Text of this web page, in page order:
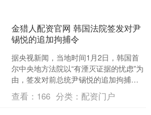
金猎人配资官网 韩国法院签发对尹
锡悦的追加拘捕令
据央视新闻，当地时间1月2日，韩国首
尔中央地方法院以“有湮灭证据的忧虑”为
由，签发对前总统尹锡悦的追加拘捕
令，尹锡悦的拘留时间将由此延长6个
月。尹锡悦的拘留期限....
查看： 166 分类： 配资门户